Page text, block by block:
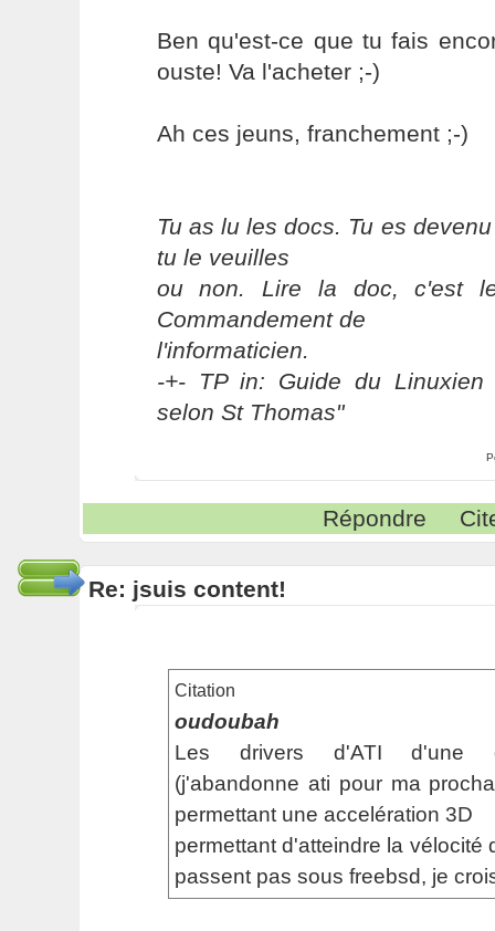
Ben qu'est-ce que tu fais
ouste! Va l'acheter ;-)
Ah ces jeuns, franchement ;-)
Tu as lu les docs. Tu es
tu le veuilles
ou non. Lire la doc, c'est
Commandement de
l'informaticien.
-+- TP in: Guide du Linuxien
selon St Thomas"
Répondre
Re: jsuis content!
Citation
oudoubah
Les drivers d'ATI d'une
(j'abandonne ati pour ma
permettant une accelération 3D
permettant d'atteindre la vélocité
passent pas sous freebsd, je